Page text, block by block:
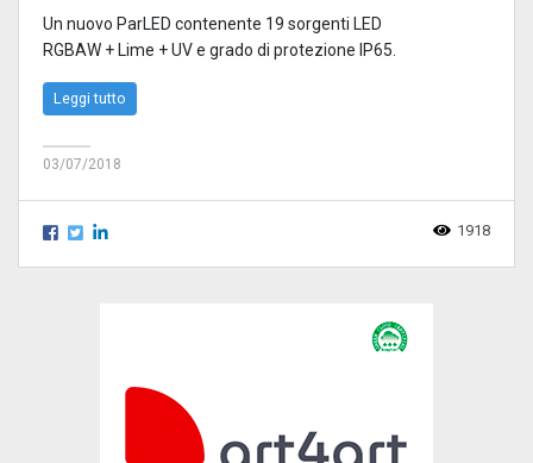
Un nuovo ParLED contenente 19 sorgenti LED
RGBAW + Lime + UV e grado di protezione IP65.
Leggi tutto
03/07/2018
1918